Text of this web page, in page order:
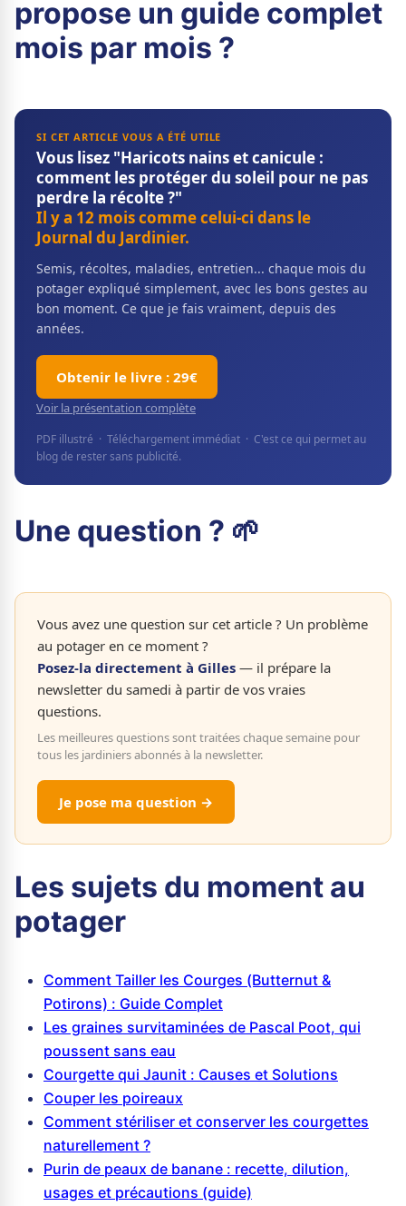
propose un guide complet
mois par mois ?
SI CET ARTICLE VOUS A ÉTÉ UTILE
Vous lisez "Haricots nains et canicule :
comment les protéger du soleil pour ne pas
perdre la récolte ?"
Il y a 12 mois comme celui-ci dans le
Journal du Jardinier.
Semis, récoltes, maladies, entretien... chaque mois du
potager expliqué simplement, avec les bons gestes au
bon moment. Ce que je fais vraiment, depuis des
années.
Obtenir le livre : 29€
Voir la présentation complète
PDF illustré · Téléchargement immédiat · C'est ce qui permet au
blog de rester sans publicité.
Une question ? 🌱
Vous avez une question sur cet article ? Un problème
au potager en ce moment ?
Posez-la directement à Gilles — il prépare la
newsletter du samedi à partir de vos vraies
questions.
Les meilleures questions sont traitées chaque semaine pour
tous les jardiniers abonnés à la newsletter.
Je pose ma question →
Les sujets du moment au
potager
Comment Tailler les Courges (Butternut &
Potirons) : Guide Complet
Les graines survitaminées de Pascal Poot, qui
poussent sans eau
Courgette qui Jaunit : Causes et Solutions
Couper les poireaux
Comment stériliser et conserver les courgettes
naturellement ?
Purin de peaux de banane : recette, dilution,
usages et précautions (guide)